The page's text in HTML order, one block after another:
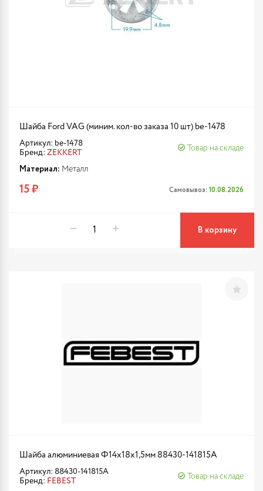
Шайба Ford VAG (миним. кол-во заказа 10 шт) be-1478
Артикул: be-1478
Бренд: ZEKKERT
Товар на складе
Материал: Металл
15 ₽ Самовывоз: 10.08.2026
В корзину
Шайба алюминиевая Ф14x18x1,5мм 88430-141815A
Артикул: 88430-141815A
Бренд: FEBEST
Товар на складе